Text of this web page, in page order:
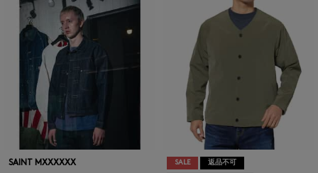
SAINT MXXXXXX
SALE 返品不可